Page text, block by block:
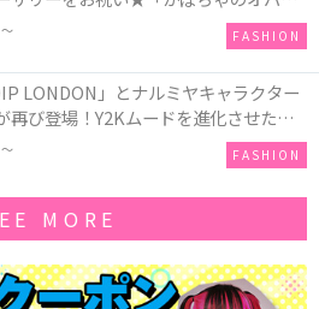
リー」が新発売！Q-pot CAFE.では
オバケーキプレート」も登場
FASHION
LONDON」とナルミヤキャラクター
再び登場！Y2Kムードを進化させた新
ンを発売♪
FASHION
MORE